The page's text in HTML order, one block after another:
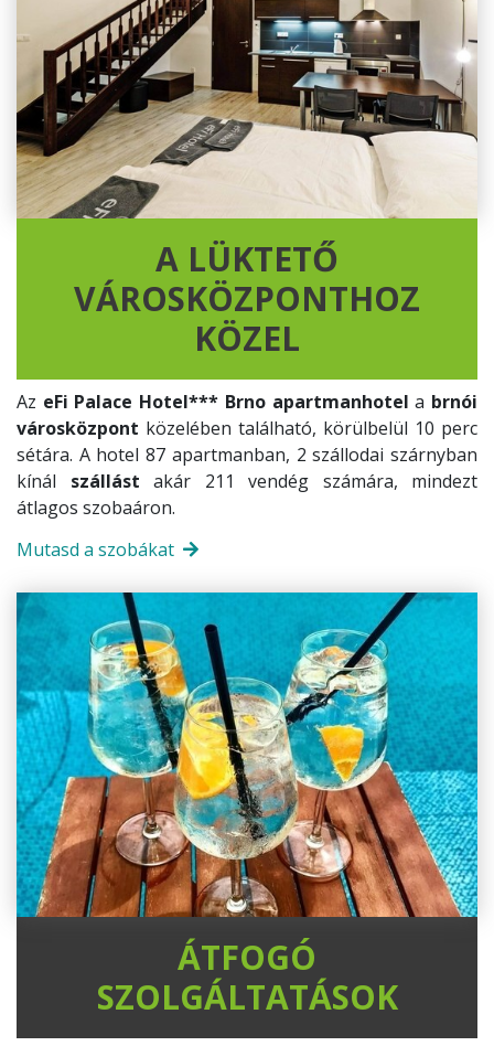
A LÜKTETŐ
VÁROSKÖZPONTHOZ
KÖZEL
Az eFi Palace Hotel*** Brno apartmanhotel a brnói
városközpont közelében található, körülbelül 10 perc
sétára. A hotel 87 apartmanban, 2 szállodai szárnyban
kínál szállást akár 211 vendég számára, mindezt
átlagos szobaáron.
Mutasd a szobákat
ÁTFOGÓ
SZOLGÁLTATÁSOK